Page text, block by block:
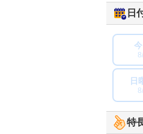
日
日
特